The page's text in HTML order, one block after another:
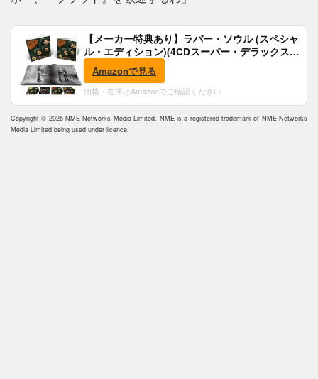
【メーカー特典あり】ラバー・ソウル (スペシャ
ル・エディション)(4CDスーパー・デラックス)
(完全生産限定盤)(SHM-CD)(特典:B2ポスター付)
Amazonで見る
価格・在庫はAmazonでご確認ください
Copyright © 2026 NME Networks Media Limited. NME is a registered trademark of NME Networks
Media Limited being used under licence.